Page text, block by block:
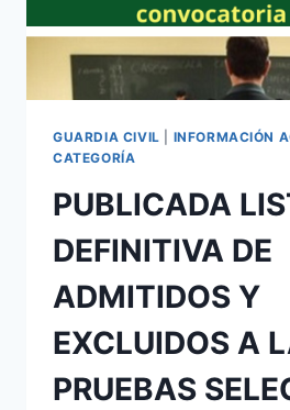
GUARDIA CIVIL INFORMACIÓN
CATEGORÍA
PUBLICADA
DEFINITIVA DE
ADMITIDOS Y
EXCLUIDOS A
PRUEBAS